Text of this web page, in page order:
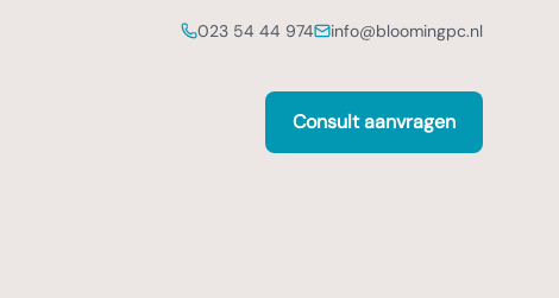
023 54 44 974 info@bloomingpc.nl
Consult aanvragen